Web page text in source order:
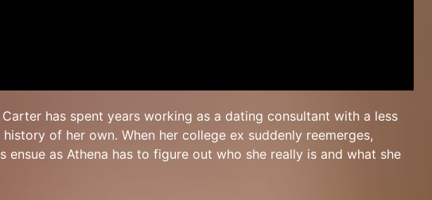
has spent years working as a dating consultant with a less
of her own. When her college ex suddenly reemerges,
ensue as Athena has to figure out who she really is and what she